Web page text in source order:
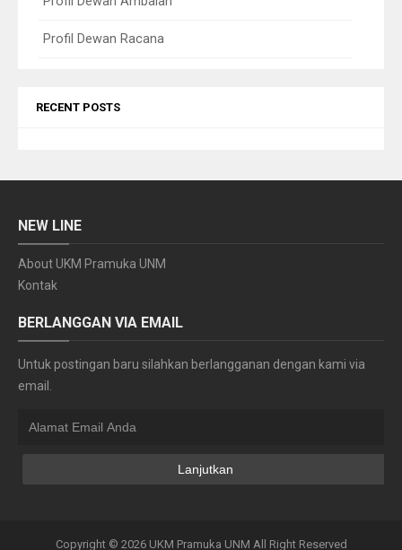
Profil Dewan Racana
RECENT POSTS
NEW LINE
About UKM Pramuka UNM
Kontak
BERLANGGAN VIA EMAIL
Untuk postingan baru silahkan berlangganan dengan kami via
email.
Copyright © 2026 UKM Pramuka UNM All Right Reserved